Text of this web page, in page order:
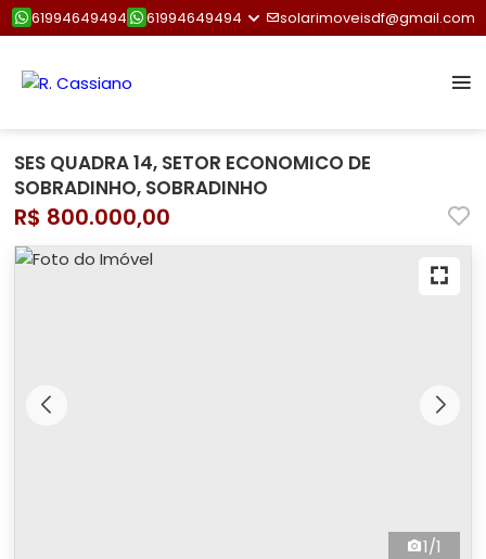
61994649494 61994649494 solarimoveisdf@gmail.com
SES QUADRA 14, SETOR ECONOMICO DE
SOBRADINHO, SOBRADINHO
R$ 800.000,00
1/1